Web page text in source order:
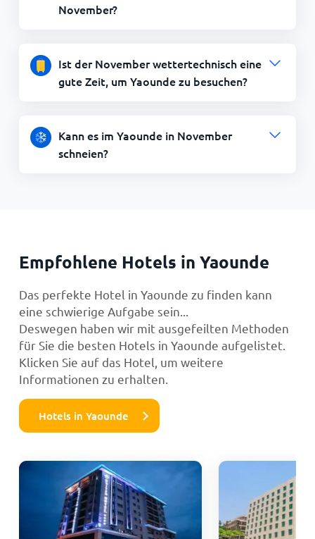
November?
Ist der November wettertechnisch eine
gute Zeit, um Yaounde zu besuchen?
Kann es im Yaounde in November
schneien?
Empfohlene Hotels in Yaounde
Das perfekte Hotel in Yaounde zu finden kann
eine schwierige Aufgabe sein...
Deswegen haben wir mit ausgefeilten Methoden
für Sie die besten Hotels in Yaounde aufgelistet.
Klicken Sie auf das Hotel, um weitere
Informationen zu erhalten.
Hotels in Yaounde